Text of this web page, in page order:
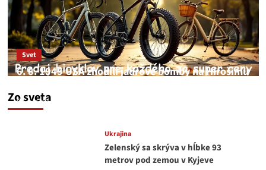
Zo sveta
Svet
6. 8. 1945 USA zhodili jadrové bomby na Hirošimu
JNS
Ukrajina
Zelenský sa skrýva v hĺbke 93
metrov pod zemou v Kyjeve